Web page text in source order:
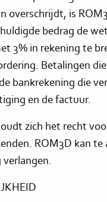
overschrijdt, is
bedrag de
3% in rekening te
Betalingen
bankrekening die
en de factuur.
zich het recht
ROM3D kan te